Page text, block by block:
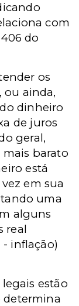
com
do
os
ou ainda,
dinheiro
de juros
geral,
barato
está
em sua
uma
alguns
real
inflação)
estão
determina